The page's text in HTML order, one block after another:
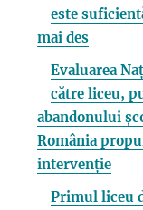
este
mai des
Evaluarea
către liceu,
abandonului
România
intervenție
Primul liceu